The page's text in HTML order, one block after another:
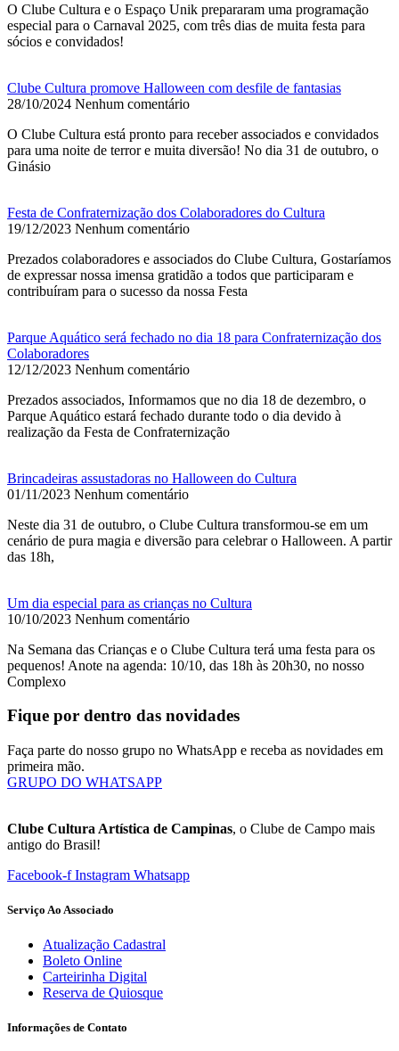
O Clube Cultura e o Espaço Unik prepararam uma programação
especial para o Carnaval 2025, com três dias de muita festa para
sócios e convidados!
Clube Cultura promove Halloween com desfile de fantasias
28/10/2024 Nenhum comentário
O Clube Cultura está pronto para receber associados e convidados
para uma noite de terror e muita diversão! No dia 31 de outubro, o
Ginásio
Festa de Confraternização dos Colaboradores do Cultura
19/12/2023 Nenhum comentário
Prezados colaboradores e associados do Clube Cultura, Gostaríamos
de expressar nossa imensa gratidão a todos que participaram e
contribuíram para o sucesso da nossa Festa
Parque Aquático será fechado no dia 18 para Confraternização dos
Colaboradores
12/12/2023 Nenhum comentário
Prezados associados, Informamos que no dia 18 de dezembro, o
Parque Aquático estará fechado durante todo o dia devido à
realização da Festa de Confraternização
Brincadeiras assustadoras no Halloween do Cultura
01/11/2023 Nenhum comentário
Neste dia 31 de outubro, o Clube Cultura transformou-se em um
cenário de pura magia e diversão para celebrar o Halloween. A partir
das 18h,
Um dia especial para as crianças no Cultura
10/10/2023 Nenhum comentário
Na Semana das Crianças e o Clube Cultura terá uma festa para os
pequenos! Anote na agenda: 10/10, das 18h às 20h30, no nosso
Complexo
Fique por dentro das novidades
Faça parte do nosso grupo no WhatsApp e receba as novidades em
primeira mão.
GRUPO DO WHATSAPP
Clube Cultura Artística de Campinas, o Clube de Campo mais
antigo do Brasil!
Facebook-f Instagram Whatsapp
Serviço Ao Associado
Atualização Cadastral
Boleto Online
Carteirinha Digital
Reserva de Quiosque
Informações de Contato